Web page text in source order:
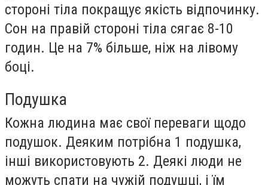
стороні тіла покращує якість відпочинку.
Сон на правій стороні тіла сягає 8-10
годин. Це на 7% більше, ніж на лівому
боці.
Подушка
Кожна людина має свої переваги щодо
подушок. Деяким потрібна 1 подушка,
інші використовують 2. Деякі люди не
можуть спати на чужій подушці, і їм